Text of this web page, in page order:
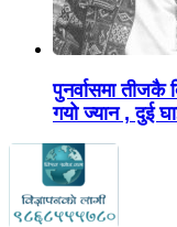
पुनर्वासमा तीजकै
गयो ज्यान , दुई